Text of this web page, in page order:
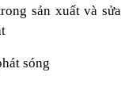
sản xuất và sửa
sóng